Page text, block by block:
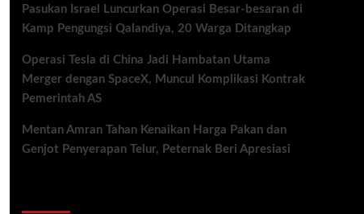
Pasukan Israel Luncurkan Operasi Besar-besaran di
Kamp Pengungsi Qalandiya, 20 Warga Ditangkap
Operasi Tesla di China Jadi Hambatan Utama
Merger dengan SpaceX, Muncul Komplikasi Kontrak
Pemerintah AS
Mentan Amran Tahan Kenaikan Harga Pakan dan
Genjot Penyerapan Telur, Peternak Beri Apresiasi